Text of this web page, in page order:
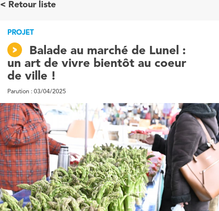
Retour liste
Balade au marché de Lunel :
un art de vivre bientôt au coeur
de ville !
PROJET
Parution : 03/04/2025